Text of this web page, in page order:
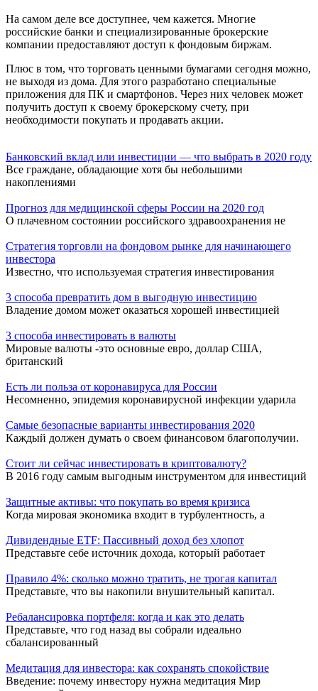
На самом деле все доступнее, чем кажется. Многие
российские банки и специализированные брокерские
компании предоставляют доступ к фондовым биржам.
Плюс в том, что торговать ценными бумагами сегодня можно,
не выходя из дома. Для этого разработано специальные
приложения для ПК и смартфонов. Через них человек может
получить доступ к своему брокерскому счету, при
необходимости покупать и продавать акции.
Банковский вклад или инвестиции — что выбрать в 2020 году
Все граждане, обладающие хотя бы небольшими
накоплениями
Прогноз для медицинской сферы России на 2020 год
О плачевном состоянии российского здравоохранения не
Стратегия торговли на фондовом рынке для начинающего
инвестора
Известно, что используемая стратегия инвестирования
3 способа превратить дом в выгодную инвестицию
Владение домом может оказаться хорошей инвестицией
3 способа инвестировать в валюты
Мировые валюты -это основные евро, доллар США,
британский
Есть ли польза от коронавируса для России
Несомненно, эпидемия коронавирусной инфекции ударила
Самые безопасные варианты инвестирования 2020
Каждый должен думать о своем финансовом благополучии.
Стоит ли сейчас инвестировать в криптовалюту?
В 2016 году самым выгодным инструментом для инвестиций
Защитные активы: что покупать во время кризиса
Когда мировая экономика входит в турбулентность, а
Дивидендные ETF: Пассивный доход без хлопот
Представьте себе источник дохода, который работает
Правило 4%: сколько можно тратить, не трогая капитал
Представьте, что вы накопили внушительный капитал.
Ребалансировка портфеля: когда и как это делать
Представьте, что год назад вы собрали идеально
сбалансированный
Медитация для инвестора: как сохранять спокойствие
Введение: почему инвестору нужна медитация Мир